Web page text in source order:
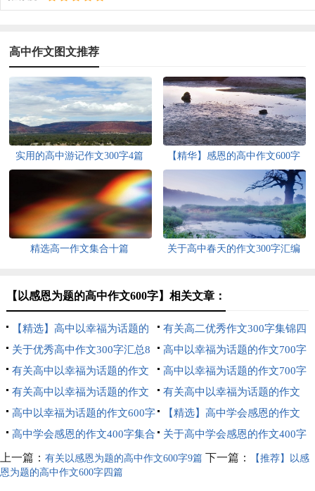
高中作文图文推荐
实用的高中游记作文300字4篇
【精华】感恩的高中作文600字
精选高一作文集合十篇
关于高中春天的作文300字汇编
【以感恩为题的高中作文600字】相关文章：
【精选】高中以幸福为话题的
作文700字3篇
有关高二优秀作文300字集锦四
篇
关于优秀高中作文300字汇总8
篇
高中以幸福为话题的作文700字
锦集九篇
有关高中以幸福为话题的作文
600字锦集六篇
高中以幸福为话题的作文700字
锦集6篇
有关高中以幸福为话题的作文
600字锦集九篇
有关高中以幸福为话题的作文
700字锦集10篇
高中以幸福为话题的作文600字
锦集5篇
【精选】高中学会感恩的作文
600字三篇
高中学会感恩的作文400字集合
八篇
关于高中学会感恩的作文400字
三篇
上一篇： 有关以感恩为题的高中作文600字9篇 下一篇：
【推荐】以感
恩为题的高中作文600字四篇